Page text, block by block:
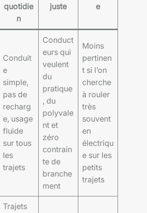
quotidie
n
juste
e
Conduit
e
simple,
pas de
recharg
e, usage
fluide
sur tous
les
trajets
Conduct
eurs qui
veulent
du
pratique
, du
polyvale
nt et
zéro
contrain
te de
branche
ment
Moins
pertinen
t si l’on
cherche
à rouler
très
souvent
en
électriqu
e sur les
petits
trajets
Trajets